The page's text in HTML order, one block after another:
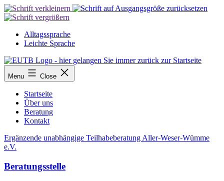
Skip
to
Alltagssprache
Leichte Sprache
Menu Close
Startseite
Über uns
Beratung
Kontakt
Ergänzende unabhängige Teilhabeberatung Aller-Weser-Wümme
e.V.
Beratungsstelle